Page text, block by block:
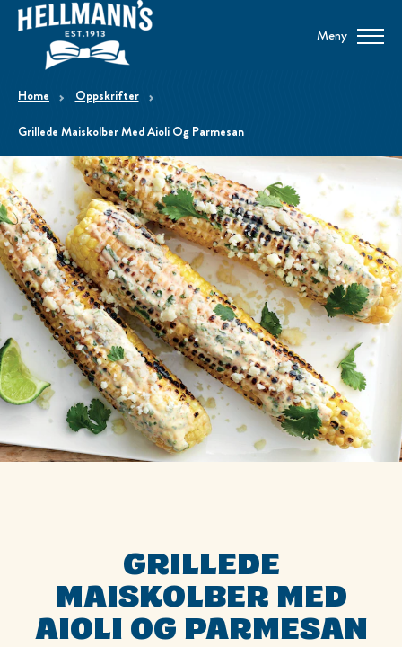
Meny
home
Oppskrifter
Grillede Maiskolber Med Aioli Og Parmesan
GRILLEDE
MAISKOLBER MED
AIOLI OG PARMESAN